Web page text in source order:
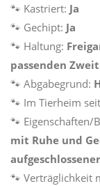
🐾 Kastriert: Ja
🐾 Gechipt: Ja
🐾 Haltung:
passenden
🐾 Abgabegrund:
🐾 Im Tierheim
🐾 Eigenschaften/
mit Ruhe und
🐾 Verträglichkeit